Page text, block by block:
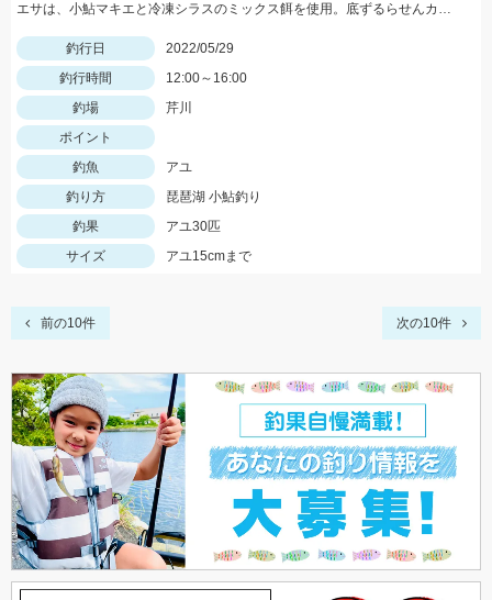
エサは、小鮎マキエと冷凍シラスのミックス餌を使用。底ずるらせんカゴの流し釣りでの釣果です。
釣行日
2022/05/29
釣行時間
12:00～16:00
釣場
芹川
ポイント
釣魚
アユ
釣り方
琵琶湖 小鮎釣り
釣果
アユ30匹
サイズ
アユ15cmまで
前の10件 次の10件